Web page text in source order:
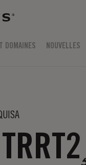
DOMAINES NOUVELLES